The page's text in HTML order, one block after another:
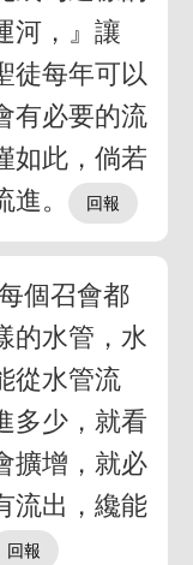
河，』讓
徒每年可以
有必要的流
如此，倘若
。
個召會都
的水管，水
從水管流
多少，就看
擴增，就必
流出，纔能